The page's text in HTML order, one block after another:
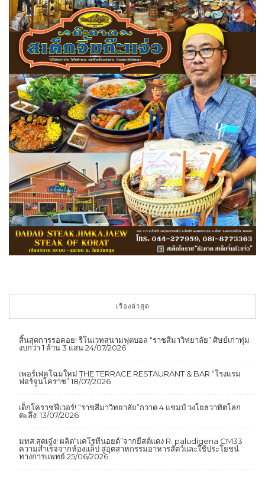
เรื่องล่าสุด
สิ้นสุดการรอคอย! รีโนเวทสนามฟุตบอล “ราชสีมาวิทยาลัย” ศิษย์เก่าทุ่ม
งบกว่า 1 ล้าน 3 แสน 24/07/2026
เพอร์เฟคโฉมใหม่ THE TERRACE RESTAURANT & BAR “โรงแรม
ฟอร์จูนโคราช” 18/07/2026
เด็กโคราชฟีเวอร์! “ราชสีมาวิทยาลัย”กวาด 4 แชมป์ วงโยธวาทิตโลก
ตะลึง! 13/07/2026
มทส.สุดเจ๋ง! ผลิต“แคโรทีนอยด์”จากยีสต์แดง R. paludigena CM33
ความสำเร็จจากห้องแล็ป สู่อุตสาหกรรมอาหารสัตว์และใช้ประโยชน์
ทางการแพทย์ 25/06/2026